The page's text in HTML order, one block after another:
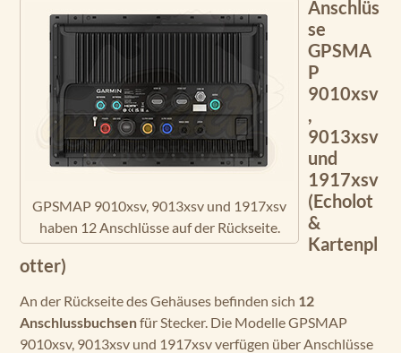
GPSMAP 9010xsv, 9013xsv und 1917xsv
haben 12 Anschlüsse auf der Rückseite.
Anschlüs
se
GPSMA
P
9010xsv
,
9013xsv
und
1917xsv
(Echolot
&
Kartenpl
otter)
An der Rückseite des Gehäuses befinden sich 12
Anschlussbuchsenfür Stecker. Die Modelle GPSMAP
9010xsv, 9013xsv und 1917xsv verfügen über Anschlüsse